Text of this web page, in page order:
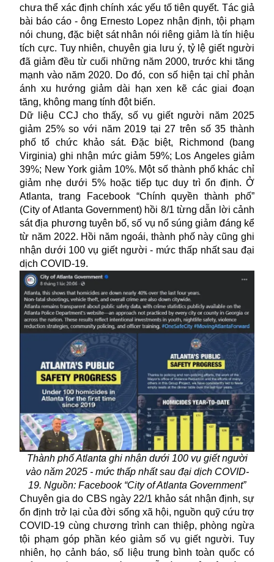
chưa thể xác định chính xác yếu tố tiên quyết. Tác giả
bài báo cáo - ông Ernesto Lopez nhận định, tội phạm
nói chung, đặc biệt sát nhân nói riêng giảm là tín hiệu
tích cực. Tuy nhiên, chuyên gia lưu ý, tỷ lệ giết người
đã giảm đều từ cuối những năm 2000, trước khi tăng
mạnh vào năm 2020. Do đó, con số hiện tại chỉ phản
ánh xu hướng giảm dài hạn xen kẽ các giai đoạn
tăng, không mang tính đột biến.
Dữ liệu CCJ cho thấy, số vụ giết người năm 2025
giảm 25% so với năm 2019 tại 27 trên số 35 thành
phố tổ chức khảo sát. Đặc biệt, Richmond (bang
Virginia) ghi nhận mức giảm 59%; Los Angeles giảm
39%; New York giảm 10%. Một số thành phố khác chỉ
giảm nhẹ dưới 5% hoặc tiếp tục duy trì ổn định. Ở
Atlanta, trang Facebook “Chính quyền thành phố”
(City of Atlanta Government) hồi 8/1 từng dẫn lời cảnh
sát địa phương tuyên bố, số vụ nổ súng giảm đáng kể
từ năm 2022. Hồi năm ngoái, thành phố này cũng ghi
nhận dưới 100 vụ giết người - mức thấp nhất sau đại
dịch COVID-19.
Thành phố Atlanta ghi nhận dưới 100 vụ giết người
vào năm 2025 - mức thấp nhất sau đại dịch COVID-
19. Nguồn: Facebook “City of Atlanta Government”
Chuyên gia do CBS ngày 22/1 khảo sát nhận định, sự
ổn định trở lại của đời sống xã hội, nguồn quỹ cứu trợ
COVID-19 cùng chương trình can thiệp, phòng ngừa
tội phạm góp phần kéo giảm số vụ giết người. Tuy
nhiên, họ cảnh báo, số liệu trung bình toàn quốc có